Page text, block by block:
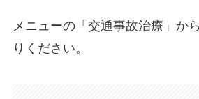
メニューの「交通事故治療」か
りください。